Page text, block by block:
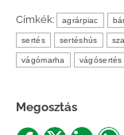
Címkék: agrárpiac
sertés sertéshús
vágómarha vágósertés
Megosztás